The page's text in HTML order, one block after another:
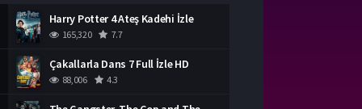
Harry Potter 4 Ateş Kadehi İzle
165,320 7.7
Çakallarla Dans 7 Full İzle HD
88,006 4.3